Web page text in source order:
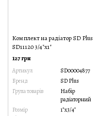
Комплект на радіатор SD Plus
SD11120 3/4"х1"
127 грн
Артикул
SD00004877
Бренд
SD Plus
Група товарів
Набір
радіаторний
Розмір
1"х3/4"